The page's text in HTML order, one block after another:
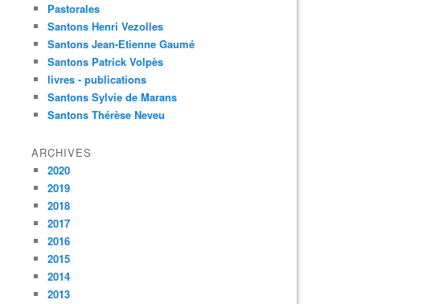
Pastorales
Santons Henri Vezolles
Santons Jean-Etienne Gaumé
Santons Patrick Volpès
livres - publications
Santons Sylvie de Marans
Santons Thérèse Neveu
ARCHIVES
2020
2019
2018
2017
2016
2015
2014
2013